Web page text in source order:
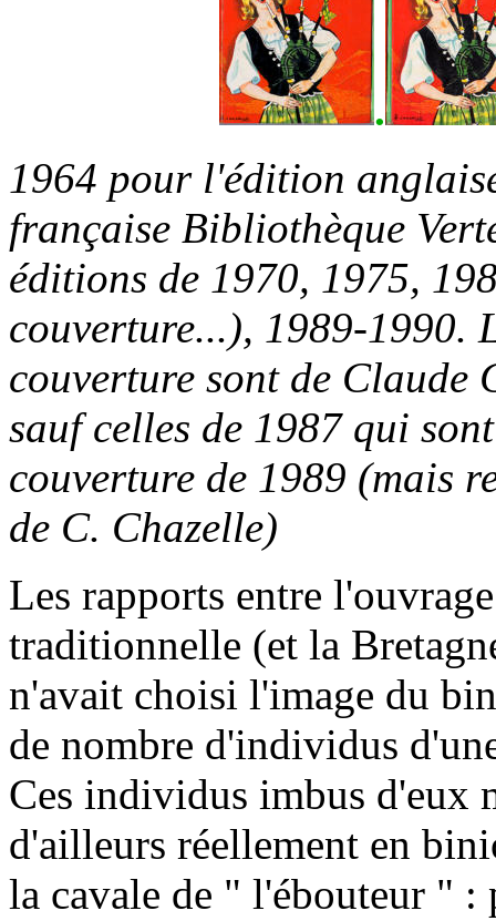
.
1964 pour l'édition
française Bibliothèque
éditions de 1970, 1975,
couverture...), 1989-1990.
couverture sont de Claude
sauf celles de 1987 qui
couverture de 1989 (mais
de C. Chazelle)
Les rapports entre
traditionnelle (et la
n'avait choisi l'image du
de nombre d'individus
Ces individus imbus d'eux
d'ailleurs réellement en
la cavale de " l'ébouteur " :